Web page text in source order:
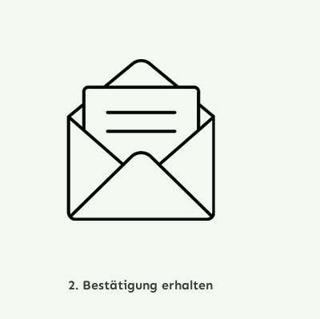
2. Bestätigung erhalten